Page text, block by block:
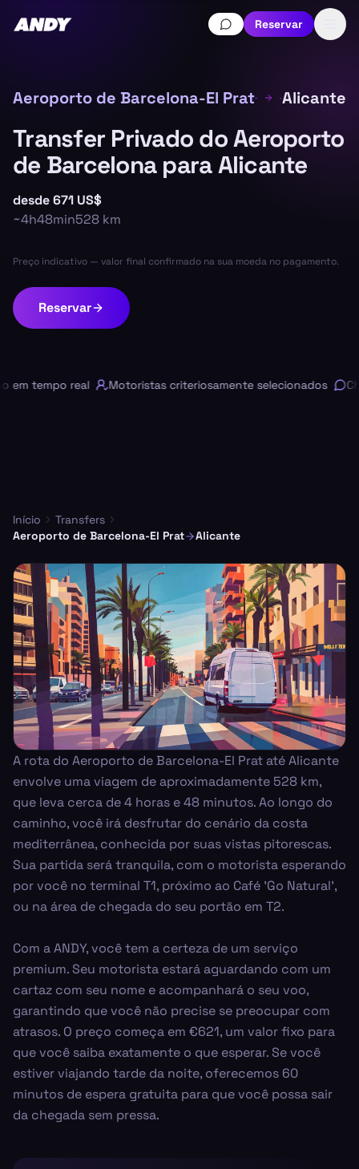
Reservar
Aeroporto de Barcelona-El Prat Alicante
Transfer Privado do Aeroporto
de Barcelona para Alicante
desde671 US$
~4h48min528 km
Preço indicativo — valor final confirmado na sua moeda no pagamento.
Reservar
tempo real Motoristas criteriosamente selecionados
Início
Transfers
Aeroporto de Barcelona-El Prat
Alicante
A rota do Aeroporto de Barcelona-El Prat até Alicante
envolve uma viagem de aproximadamente 528 km,
que leva cerca de 4 horas e 48 minutos. Ao longo do
caminho, você irá desfrutar do cenário da costa
mediterrânea, conhecida por suas vistas pitorescas.
Sua partida será tranquila, com o motorista esperando
por você no terminal T1, próximo ao Café 'Go Natural',
ou na área de chegada do seu portão em T2.
Com a ANDY, você tem a certeza de um serviço
premium. Seu motorista estará aguardando com um
cartaz com seu nome e acompanhará o seu voo,
garantindo que você não precise se preocupar com
atrasos. O preço começa em €621, um valor fixo para
que você saiba exatamente o que esperar. Se você
estiver viajando tarde da noite, oferecemos 60
minutos de espera gratuita para que você possa sair
da chegada sem pressa.